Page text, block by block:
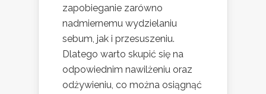
zapobieganie zarówno
nadmiernemu wydzielaniu
sebum, jak i przesuszeniu.
Dlatego warto skupić się na
odpowiednim nawilżeniu oraz
odżywieniu, co można osiągnąć